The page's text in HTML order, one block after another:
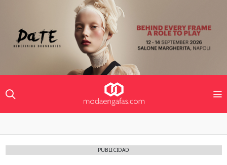
PUBLICIDAD